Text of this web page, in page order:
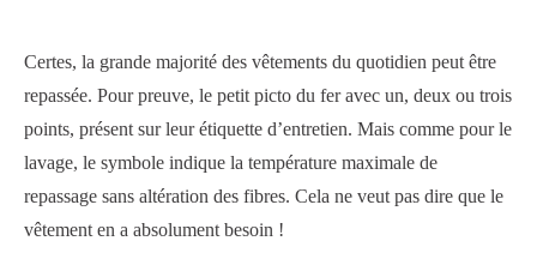
Certes, la grande majorité des vêtements du quotidien peut être
repassée. Pour preuve, le petit picto du fer avec un, deux ou trois
points, présent sur leur étiquette d’entretien. Mais comme pour le
lavage, le symbole indique la température maximale de
repassage sans altération des fibres. Cela ne veut pas dire que le
vêtement en a absolument besoin !